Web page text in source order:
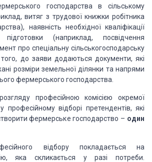
господарства в сільському
витяг з трудової книжки робітника
наявність необхідної кваліфікації
(наприклад, посвідчення
про спеціальну сільськогосподарську
того, до заяви додаються документи, які
розміри земельної ділянки та напрями
фермерського господарства.
професійною комісією окремої
відборі претендентів, які
фермерське господарство – один
відбору покладається на
яка скликається у разі потреби.